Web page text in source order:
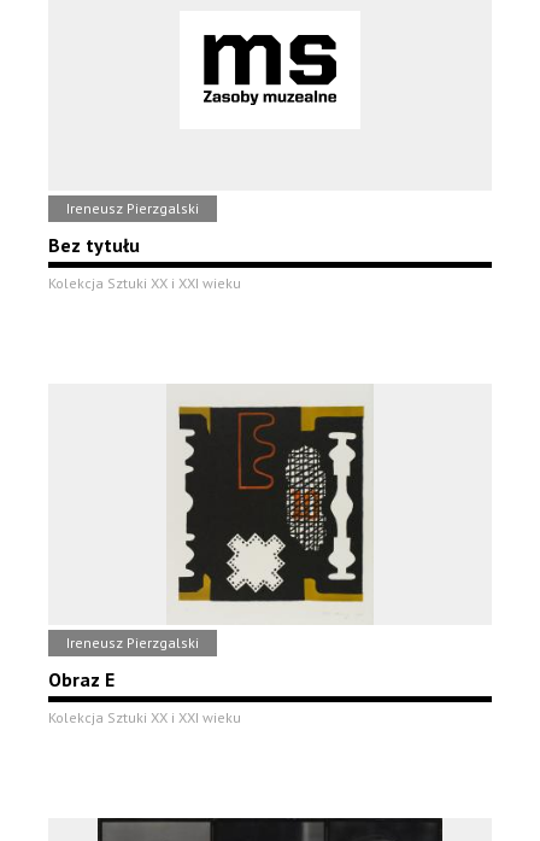
Ireneusz Pierzgalski
Bez tytułu
Kolekcja Sztuki XX i XXI wieku
Ireneusz Pierzgalski
Obraz E
Kolekcja Sztuki XX i XXI wieku